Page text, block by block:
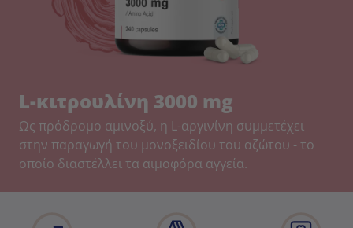
L-κιτρουλίνη 3000 mg
Ως πρόδρομο αμινοξύ, η L-αργινίνη συμμετέχει
στην παραγωγή του μονοξειδίου του αζώτου - το
οποίο διαστέλλει τα αιμοφόρα αγγεία.